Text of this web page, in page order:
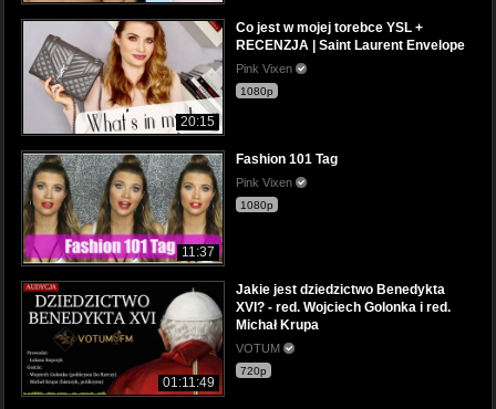
20:15
Co jest w mojej torebce YSL +
RECENZJA | Saint Laurent Envelope
Pink Vixen
1080p
11:37
Fashion 101 Tag
Pink Vixen
1080p
01:11:49
Jakie jest dziedzictwo Benedykta
XVI? - red. Wojciech Golonka i red.
Michał Krupa
VOTUM
720p